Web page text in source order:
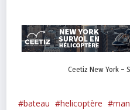
Ceetiz New York –
bateau helicoptère